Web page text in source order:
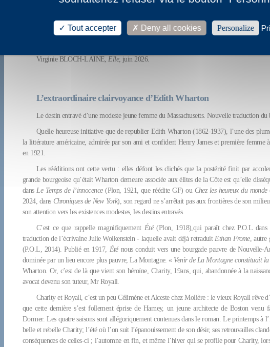
Elle a une curiosité sensuelle, elle ne se fait pas d’illusions sur la suite de cette relation. Elle
assume ses désirs. Il y a une scène étonnante elle observe son amant à demi nu sans qu’il le
Virginie BLOCH-LAINE,Elle, juin 2026.
L’extraordinaire clairvoyance d’Edith Wharton
Le destin entravé d’une modeste jeune femme du Massachusetts. Nouvelle traduction du
Quelle heureuse initiative que de republier Edith Wharton (1862-1937), l’une des
la littérature américaine, admirée par son ami et confident Henry James et première femme
en 1921.
Les rééditions ont cette vertu : elles défont les clichés que la postérité finit par
grande bourgeoise qu’était Wharton demeure associée aux élites de la Côte est qu’elle
dansLe Temps de l’innocence(Plon, 1921, que réédite GF) ou Chez les heureux du monde
2024, dans Chroniques de New York), son regard ne s’arrêtait pas aux frontières de son
son attention vers les existences modestes, les destins entravés.
C’est ce que rappelle magnifiquement Été(Plon, 1918),qui paraît chez P.O.L dans
traduction de l’écrivaine Julie Wolkenstein - laquelle avait déjà retraduitEthan Frome, autre
(P.O.L, 2014). Publié en 1917, Éténous conduit vers une bourgade pauvre de Nouvelle-
dominée par un lieu encore plus pauvre, La Montagne. « Venir de La Montagne constituait la
Wharton. Or, c’est de là que vient son héroïne, Charity, 19ans, qui, abandonnée à la
avocat devenu son tuteur, Mr Royall.
Charity et Royall, c’est un peu Célimène et Alceste chez Molière : le vieux Royall rêve
que cette dernière s’est follement éprise de Harney, un jeune architecte de Boston venu
Dormer. Les quatre saisons sont allégoriquement contenues dans le roman. Le printemps à
belle et rebelle Charity; l’été où l’on suit l’épanouissement de son désir, ses retrouvailles
conséquences de celles-ci ; l’automne en fin, et même l’hiver qui se profile pour Charity,
Tout accepter Deny all cookies Personalize